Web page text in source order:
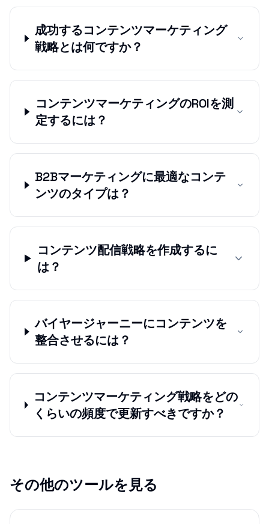
成功するコンテンツマーケティング
戦略とは何ですか？
コンテンツマーケティングのROIを測
定するには？
B2Bマーケティングに最適なコンテ
ンツのタイプは？
コンテンツ配信戦略を作成するに
は？
バイヤージャーニーにコンテンツを
整合させるには？
コンテンツマーケティング戦略をどの
くらいの頻度で更新すべきですか？
その他のツールを見る